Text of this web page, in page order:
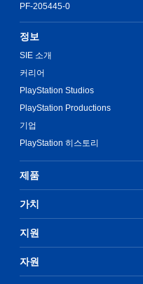
PF-205445-0
정보
SIE 소개
커리어
PlayStation Studios
PlayStation Productions
기업
PlayStation 히스토리
제품
가치
지원
자원